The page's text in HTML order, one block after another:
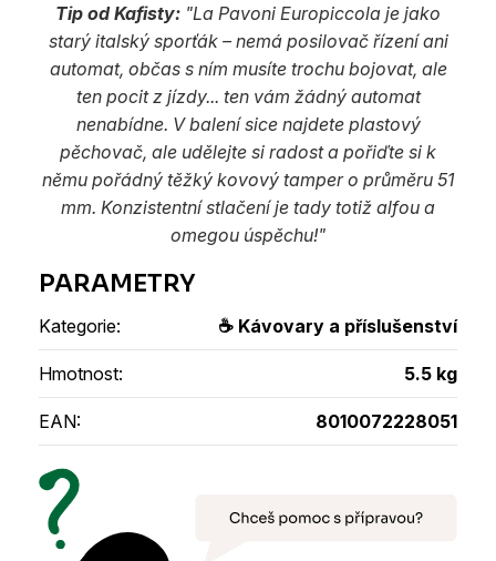
Tip od Kafisty: "La Pavoni Europiccola je jako
starý italský sporťák – nemá posilovač řízení ani
automat, občas s ním musíte trochu bojovat, ale
ten pocit z jízdy... ten vám žádný automat
nenabídne. V balení sice najdete plastový
pěchovač, ale udělejte si radost a pořiďte si k
němu pořádný těžký kovový tamper o průměru 51
mm. Konzistentní stlačení je tady totiž alfou a
omegou úspěchu!"
Kategorie: ☕ Kávovary a příslušenství
Hmotnost: 5.5 kg
EAN: 8010072228051